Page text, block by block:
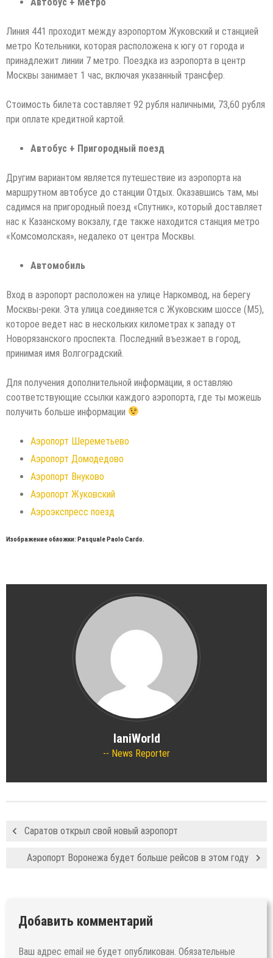
Линия 441 проходит между аэропортом Жуковский и станцией
метро Котельники, которая расположена к югу от города и
принадлежит линии 7 метро. Поездка из аэропорта в центр
Москвы занимает 1 час, включая указанный трансфер.
Стоимость билета составляет 92 рубля наличными, 73,60 рубля
при оплате кредитной картой.
Автобус + Пригородный поезд
Другим вариантом является путешествие из аэропорта на
маршрутном автобусе до станции Отдых. Оказавшись там, мы
садимся на пригородный поезд «Спутник», который доставляет
нас к Казанскому вокзалу, где также находится станция метро
«Комсомолская», недалеко от центра Москвы.
Автомобиль
Вход в аэропорт расположен на улице Наркомвод, на берегу
Москвы-реки. Эта улица соединяется с Жуковским шоссе (М5),
которое ведет нас в нескольких километрах к западу от
Новорязанского проспекта. Последний въезжает в город,
принимая имя Волгоградский.
Для получения дополнительной информации, я оставляю
соответствующие ссылки каждого аэропорта, где ты можешь
получить больше информации
Аэропорт Шереметьево
Аэропорт Домодедово
Аэропорт Внуково
Аэропорт Жуковский
Аэроэкспресс поезд
Изображение обложки: Pasquale Paolo Cardo.
IaniWorld
News Reporter
Саратов открыл свой новый аэропорт
Аэропорт Воронежа будет больше рейсов в этом году
Добавить комментарий
Ваш адрес email не будет опубликован. Обязательные